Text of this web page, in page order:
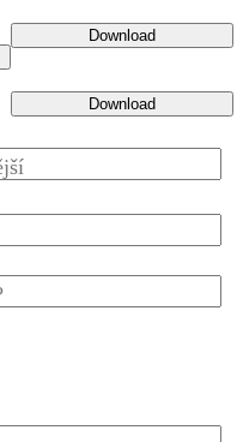
Download
Download